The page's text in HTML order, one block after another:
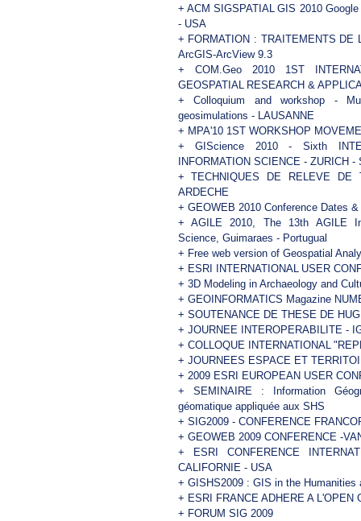
+ ACM SIGSPATIAL GIS 2010
- USA
+ FORMATION : TRAITEMENTS DE
ArcGIS-ArcView 9.3
+
COM.Geo 2010 1ST
GEOSPATIAL RESEARCH &
+
Colloquium and workshop -
geosimulations - LAUSANNE
+ MPA'10 1ST WORKSHOP
+
GIScience 2010 - Sixth
INFORMATION SCIENCE - ZURICH -
+
TECHNIQUES DE RELEVE
ARDECHE
+ GEOWEB 2010 Conference Dates
+ AGILE 2010, The 13th AGILE
Science, Guimaraes - Portugual
+ Free web version of Geospatial
+ ESRI INTERNATIONAL USER
+ 3D Modeling in Archaeology and
+ GEOINFORMATICS Magazine
+ SOUTENANCE DE THESE DE
+ JOURNEE INTEROPERABILITE -
+ COLLOQUE INTERNATIONAL
+ JOURNEES ESPACE ET
+ 2009 ESRI EUROPEAN USER
+
SEMINAIRE : Information
géomatique appliquée aux SHS
+ SIG2009 - CONFERENCE
+ GEOWEB 2009 CONFERENCE -
+
ESRI CONFERENCE
CALIFORNIE - USA
+ GISHS2009 : GIS in the
+ ESRI FRANCE ADHERE A L'OPEN
+ FORUM SIG 2009